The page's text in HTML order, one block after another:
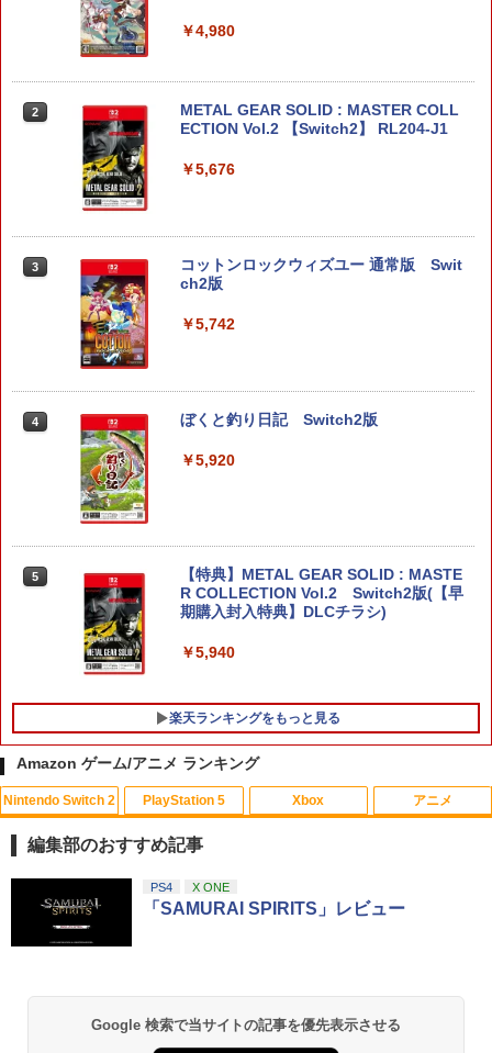
￥4,980
2
METAL GEAR SOLID : MASTER COLL
ECTION Vol.2 【Switch2】 RL204-J1
￥5,676
3
コットンロックウィズユー 通常版 Swit
ch2版
￥5,742
4 ぼくと釣り日記 Switch2版
￥5,920
5
【特典】METAL GEAR SOLID : MASTE
R COLLECTION Vol.2 Switch2版(【早
期購入封入特典】DLCチラシ)
￥5,940
楽天ランキングをもっと見る
1
[メール便OK]【新品】【PS5】イースIX
‐Monstrum NOX‐[在庫品]
￥3,484
1
【1000円 ポッキリ 送料無料】コロンバ
スサークル 16ビットポケットMD 用【
マット 反射低減 】液晶 保護 フィルム ★
護 フィルム シート 保護フィルム 保護シ
ート
【中古】Wiiスポーツ リゾート (「Wiiモ
ーションプラス (シロ) 」1個同梱)
1
【中古】【Blu−ray】ラブライブ！サン
シャイン！！2nd Season 4 特装限
定版 特典CD・絵本・ブックレット・ス
選券付属なし] / 酒井和男【監督】
MovieNEX [純正ブルーレイ＋純正ケー
ス]
Amazon ゲーム/アニメ ランキング
Nintendo Switch 2
スプラトゥーン レイダース|オンライン
コード版
PlayStation 5
PlayStation 5 デジタル・エディション
日本語専用 Console Language: Japan
Beast of Reincarnation -PS5 【特典】
Xbox
【純正品】Xbox ワイヤレス コントロー
ラー + USB-C® ケーブル
【純正品】Xbox ワイヤレス コントロー
ラー (ロボット ホワイト)
アニメ
劇場版「鬼滅の刃」無限城編 第一章 猗
窩座再来 通常版 [Blu-ray]
編集部のおすすめ記事
PS4 X ONE
「SAMURAI SPIRITS」レビュー
Google 検索で当サイトの記事を優先表示させる